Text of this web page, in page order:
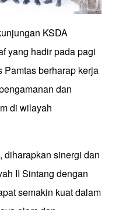
KSDA
yang hadir pada pagi
Pamtas berharap kerja
dan
di wilayah
diharapkan sinergi dan
II Sintang dengan
semakin kuat dalam